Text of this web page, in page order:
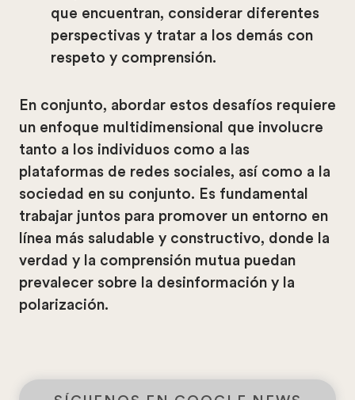
que encuentran, considerar diferentes
perspectivas y tratar a los demás con
respeto y comprensión.
En conjunto, abordar estos desafíos requiere
un enfoque multidimensional que involucre
tanto a los individuos como a las
plataformas de redes sociales, así como a la
sociedad en su conjunto. Es fundamental
trabajar juntos para promover un entorno en
línea más saludable y constructivo, donde la
verdad y la comprensión mutua puedan
prevalecer sobre la desinformación y la
polarización.